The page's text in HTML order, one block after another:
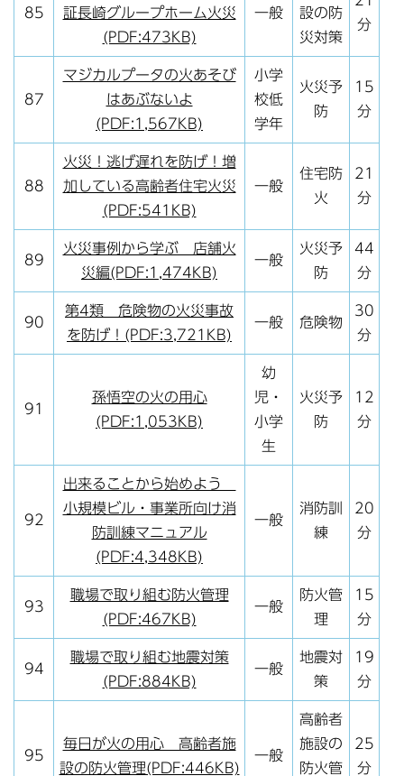
85
証長崎グループホーム火災
(PDF:473KB)
一般
設の防
災対策
分
87
マジカルプータの火あそび
はあぶないよ
(PDF:1,567KB)
小学
校低
学年
火災予
防
15
分
88
火災！逃げ遅れを防げ！増
加している高齢者住宅火災
(PDF:541KB)
一般
住宅防
火
21
分
89
火災事例から学ぶ 店舗火
災編(PDF:1,474KB)
一般
火災予
防
44
分
90
第4類 危険物の火災事故
を防げ！(PDF:3,721KB)
一般 危険物
30
分
91
孫悟空の火の用心
(PDF:1,053KB)
幼
児・
小学
生
火災予
防
12
分
92
出来ることから始めよう
小規模ビル・事業所向け消
防訓練マニュアル
(PDF:4,348KB)
一般
消防訓
練
20
分
93
職場で取り組む防火管理
(PDF:467KB)
一般
防火管
理
15
分
94
職場で取り組む地震対策
(PDF:884KB)
一般
地震対
策
19
分
95
毎日が火の用心 高齢者施
設の防火管理(PDF:446KB)
一般
高齢者
施設の
防火管
25
分